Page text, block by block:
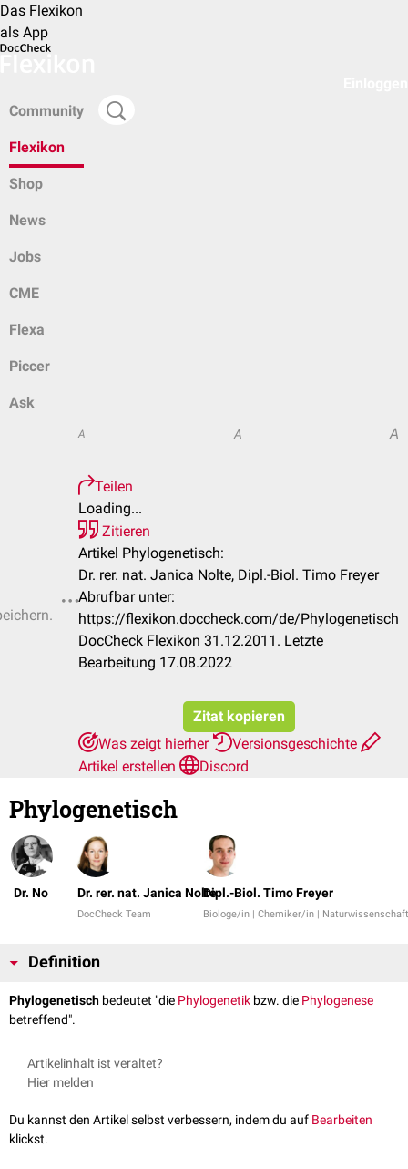
Das Flexikon
als App
Community
Flexikon
Shop
News
Jobs
CME
Flexa
Piccer
Ask
A A A
Teilen
Loading...
Zitieren
Artikel Phylogenetisch:
Dr. rer. nat. Janica Nolte, Dipl.-Biol. Timo Freyer
Abrufbar unter:
https://flexikon.doccheck.com/de/Phylogenetisch
DocCheck Flexikon 31.12.2011. Letzte
Bearbeitung 17.08.2022
Zitat kopieren
Was zeigt hierher
Versionsgeschichte
Artikel erstellen
Discord
Phylogenetisch
Dr. No Dr. rer. nat. Janica Nolte
DocCheck Team
Dipl.-Biol. Timo Freyer
Biologe/in | Chemiker/in |
Definition
Phylogenetisch bedeutet "die Phylogenetik bzw. die Phylogenese
betreffend".
Artikelinhalt ist veraltet?
Hier melden
Du kannst den Artikel selbst verbessern, indem du auf Bearbeiten
klickst.